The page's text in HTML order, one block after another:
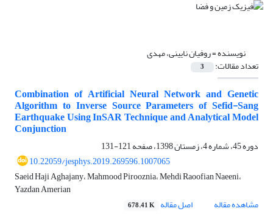
نویسنده =روفیان نایینی، مهدی
تعداد مقالات: 3
Combination of Artificial Neural Network and Genetic
Algorithm to Inverse Source Parameters of Sefid-Sang
Earthquake Using InSAR Technique and Analytical Model
Conjunction
دوره 45، شماره 4، زمستان 1398، صفحه
121-131
10.22059/jesphys.2019.269596.1007065
Saeid Haji Aghajany، Mahmood Pirooznia، Mehdi Raoofian Naeeni،
Yazdan Amerian
مشاهده مقاله
اصل مقاله 678.41 K